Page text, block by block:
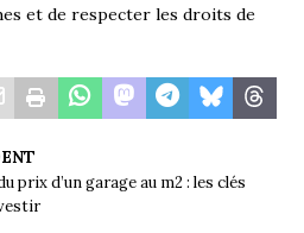
et de respecter les droits de
prix d’un garage au m2 : les clés